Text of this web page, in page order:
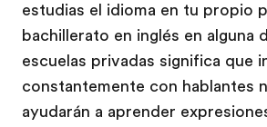
estudias el idioma en tu propio
bachillerato en inglés en alguna
escuelas privadas significa que
constantemente con hablantes
ayudarán a aprender